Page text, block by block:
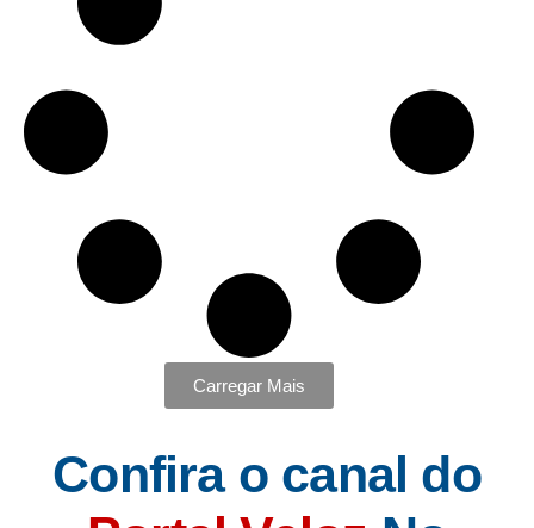
Carregar Mais
Confira o canal do